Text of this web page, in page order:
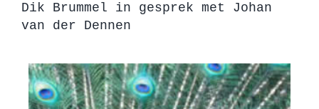
Dik Brummel in gesprek met Johan
van der Dennen